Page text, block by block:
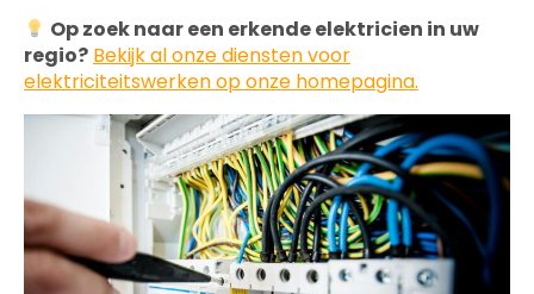
Op zoek naar een erkende elektricien in uw
regio? Bekijk al onze diensten voor
elektriciteitswerken op onze homepagina.